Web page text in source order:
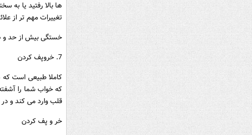
ها بالا رفتید یا به
تغییرات مهم تر از
خستگی بیش از حد و
7. خروپف کردن
کاملا طبیعی است
که خواب شما را
قلب وارد می کند و
خر و پف کردن